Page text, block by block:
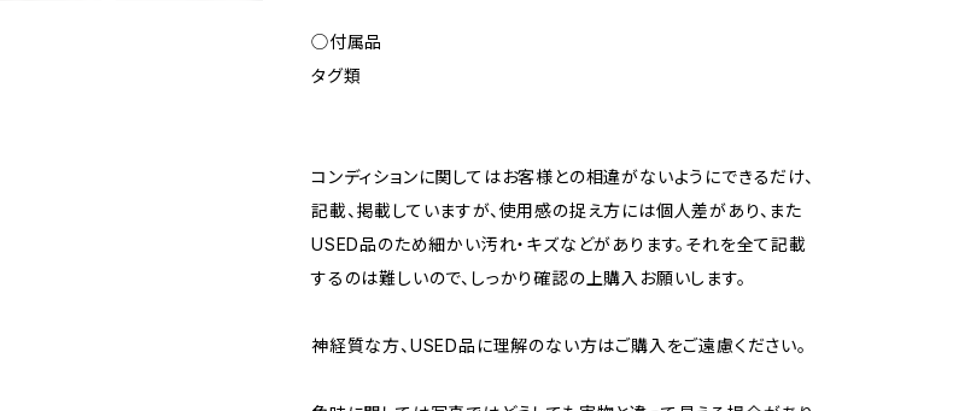
◯付属品
タグ類
コンディションに関してはお客様との相違がないようにできるだけ、
記載、掲載していますが、使用感の捉え方には個人差があり、また
USED品のため細かい汚れ・キズなどがあります。それを全て記載
するのは難しいので、しっかり確認の上購入お願いします。
神経質な方、USED品に理解のない方はご購入をご遠慮ください。